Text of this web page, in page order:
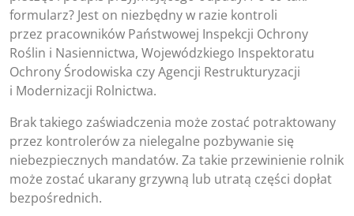
formularz? Jest on niezbędny w razie kontroli
przez pracowników Państwowej Inspekcji Ochrony
Roślin i Nasiennictwa, Wojewódzkiego Inspektoratu
Ochrony Środowiska czy Agencji Restrukturyzacji
i Modernizacji Rolnictwa.
Brak takiego zaświadczenia może zostać potraktowany
przez kontrolerów za nielegalne pozbywanie się
niebezpiecznych mandatów. Za takie przewinienie rolnik
może zostać ukarany grzywną lub utratą części dopłat
bezpośrednich.